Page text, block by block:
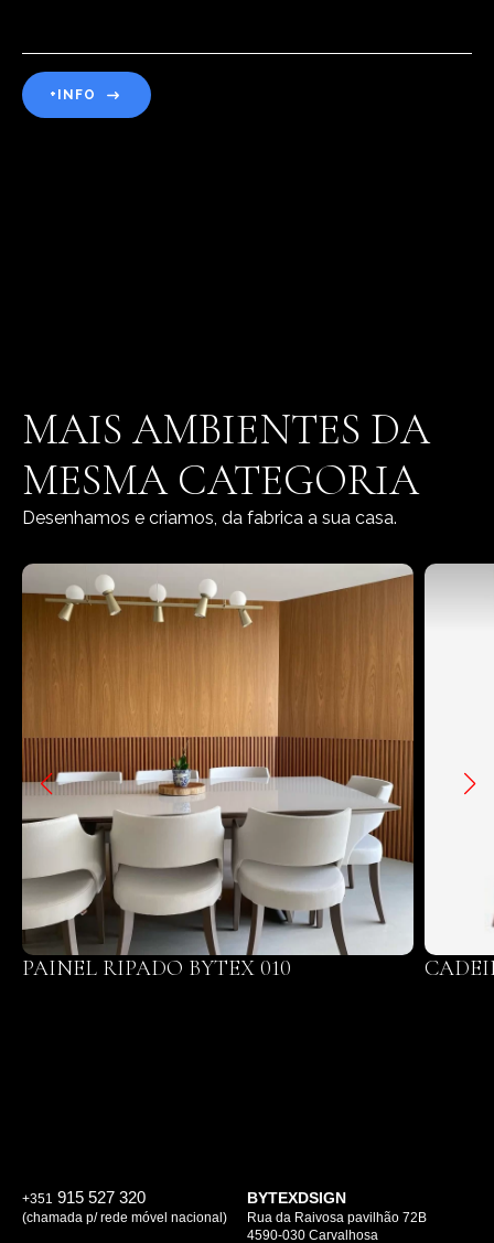
+INFO
MAIS AMBIENTES DA
MESMA CATEGORIA
Desenhamos e criamos, da fabrica a sua casa.
PAINEL RIPADO BYTEX 010
+351 915 527 320
(chamada p/ rede móvel nacional)
BYTEXDSIGN
Rua da Raivosa pavilhão 72B
4590-030 Carvalhosa